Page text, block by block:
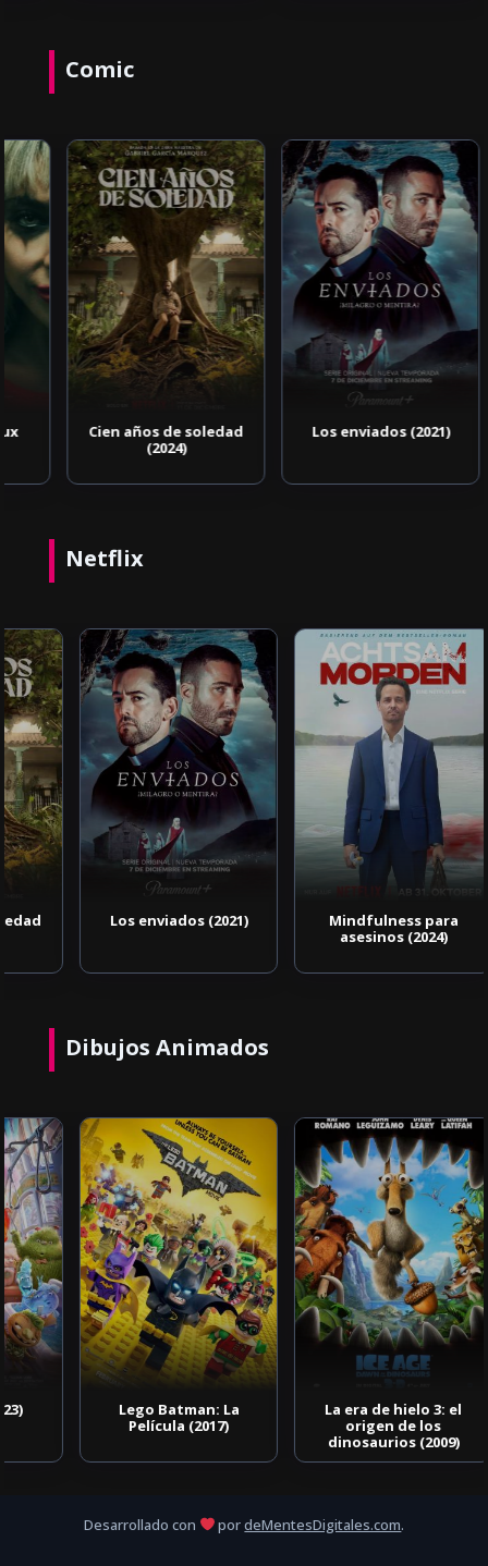
Comic
Cien años de soledad
(2024)
Los enviados (2021)
Netflix
Los enviados (2021)
Mindfulness para
asesinos (2024)
Dibujos Animados
Lego Batman: La
Película (2017)
La era de hielo 3: el
origen de los
dinosaurios (2009)
Desarrollado con pordeMentesDigitales.com.